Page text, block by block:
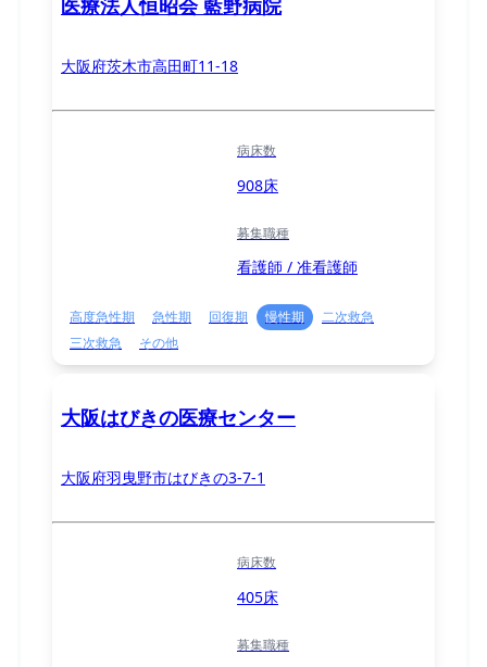
医療法人恒昭会 藍野病院
大阪府茨木市高田町11-18
病床数
908床
募集職種
看護師 / 准看護師
高度急性期 急性期 回復期 慢性期
二次救急
三次救急
その他
大阪はびきの医療センター
大阪府羽曳野市はびきの3-7-1
病床数
405床
募集職種